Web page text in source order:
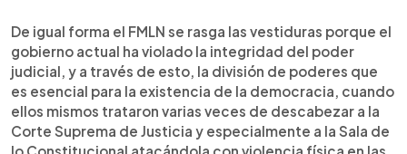
De igual forma el FMLN se rasga las vestiduras porque el
gobierno actual ha violado la integridad del poder
judicial, y a través de esto, la división de poderes que
es esencial para la existencia de la democracia, cuando
ellos mismos trataron varias veces de descabezar a la
Corte Suprema de Justicia y especialmente a la Sala de